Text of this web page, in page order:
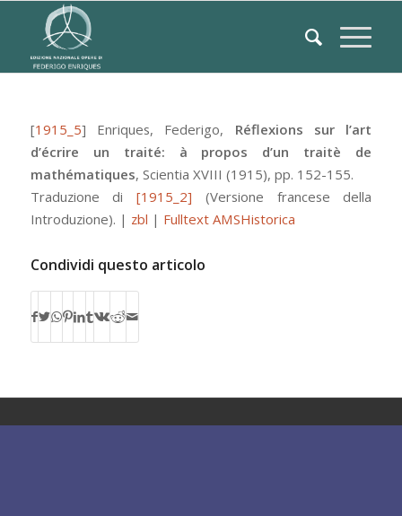
[1915_5] Enriques, Federigo, Réflexions sur l’art
d’écrire un traité: à propos d’un traitè de
mathématiques, Scientia XVIII (1915), pp. 152-155.
Traduzione di[1915_2] (Versione francese della
Introduzione). | zbl | Fulltext AMSHistorica
Condividi questo articolo